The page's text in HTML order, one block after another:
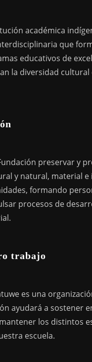
académica
que
educativos de
la diversidad
preservar y
y natural, material e
formando
procesos de
trabajo
es una
ayudará a sostener
los distintos
escuela.